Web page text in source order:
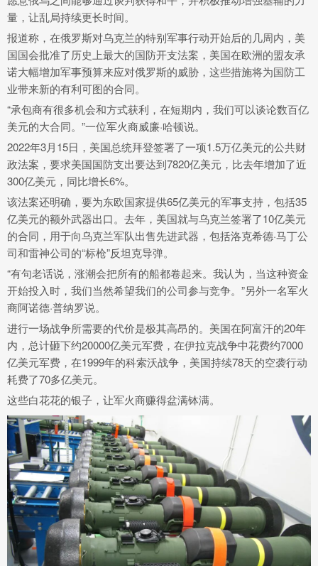
量，让乱局持续更长时间。
报道称，在俄罗斯对乌克兰的特别军事行动开始后的几周内，美
国国会批准了历史上最大的国防开支法案，美国在欧洲的盟友承
诺大幅增加军事预算来应对俄罗斯的威胁，这些措施将为国防工
业带来新的有利可图的合同。
“承包商有很多机会和方式获利，在短期内，我们可以谈论数百亿
美元的大合同。”一位军火商威廉·哈顿说。
2022年3月15日，美国总统拜登签署了一项1.5万亿美元的公共财
政法案，要求美国国防支出要达到7820亿美元，比去年增加了近
300亿美元，同比增长6%。
该法案还明确，要为东欧国家提供65亿美元的军事支持，包括35
亿美元的额外武器出口。去年，美国就与乌克兰签署了10亿美元
的合同，用于向乌克兰军队出售先进武器，包括洛克希德·马丁公
司和雷神公司的“标枪”反坦克导弹。
“有句老话说，涨潮会把所有的船都卷起来。我认为，当这种资金
开始投入时，我们当然希望我们的公司参与竞争。”另外一名军火
商阿诺德·普纳罗说。
进行一场战争所需要的代价是极其高昂的。美国在阿富汗的20年
内，总计砸下约20000亿美元军费，在伊拉克战争中花费约7000
亿美元军费，在1999年的科索沃战争，美国持续78天的空袭行动
耗费了70多亿美元。
这些白花花的银子，让军火商赚得盆满钵满。